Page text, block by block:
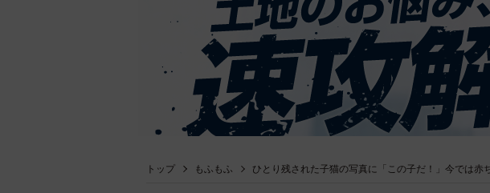
トップ もふもふ ひとり残された子猫の写真に「この子だ！」今では